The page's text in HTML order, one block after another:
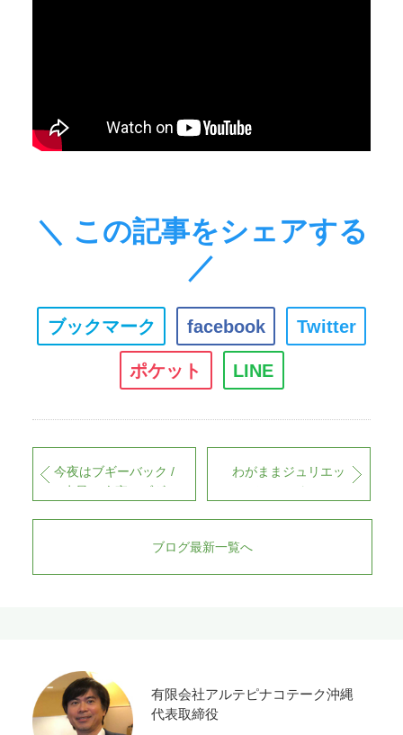
＼ この記事をシェアする
／
ブックマーク facebook Twitter
ポケット LINE
わがままジュリエッ
ト / BOØWY
今夜はブギーバック /
水星 × 今夜はブギ
ブログ最新一覧へ
有限会社アルテピナコテーク沖縄
代表取締役